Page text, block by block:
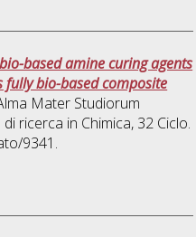
based amine curing agents
fully bio-based composite
Mater Studiorum
ricerca in Chimica, 32 Ciclo.
9341.